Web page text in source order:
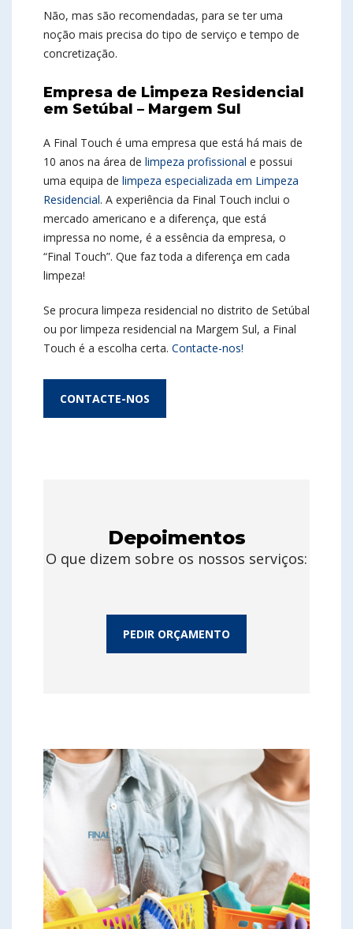
Não, mas são recomendadas, para se ter uma
noção mais precisa do tipo de serviço e tempo de
concretização.
Empresa de Limpeza Residencial
em Setúbal – Margem Sul
A Final Touch é uma empresa que está há mais de
10 anos na área de limpeza profissional e possui
uma equipa de limpeza especializada em Limpeza
Residencial. A experiência da Final Touch inclui o
mercado americano e a diferença, que está
impressa no nome, é a essência da empresa, o
“Final Touch”. Que faz toda a diferença em cada
limpeza!
Se procura limpeza residencial no distrito de Setúbal
ou por limpeza residencial na Margem Sul, a Final
Touch é a escolha certa. Contacte-nos!
CONTACTE-NOS
Depoimentos
O que dizem sobre os nossos serviços:
PEDIR ORÇAMENTO